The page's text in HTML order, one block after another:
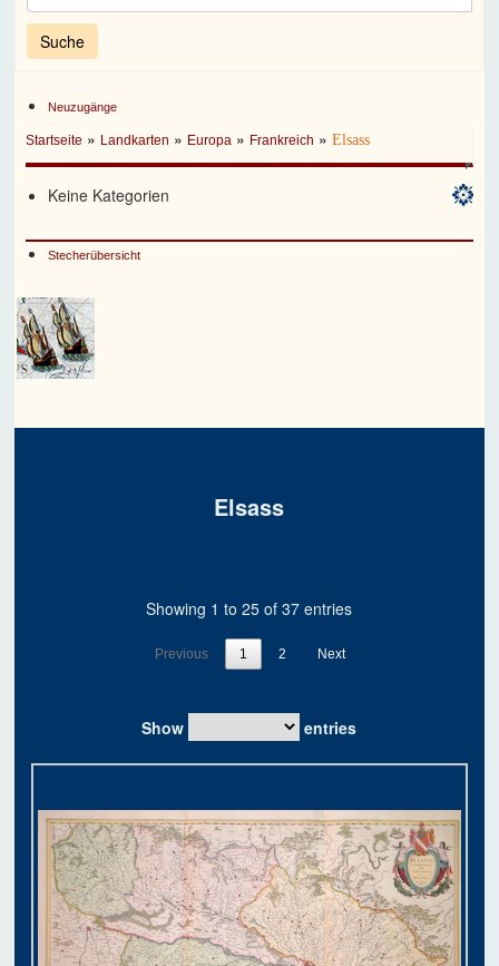
Neuzugänge
Startseite » Landkarten » Europa » Frankreich »Elsass
Keine Kategorien
Stecherübersicht
Elsass
Show entries
Showing 1 to 25 of 37 entries
Previous 1 2 Next